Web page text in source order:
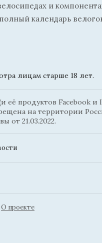
и
календарь
лицам старше 18 лет.
её продуктов Facebook и
на территории
от 21.03.2022.
О проекте